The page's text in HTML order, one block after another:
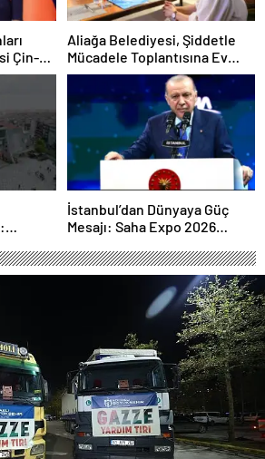
Çin-
Aliağa Belediyesi, Şiddetle
Mücadele Toplantısına Ev
Sahipliği Yaptı
İstanbul’dan Dünyaya Güç
Mesajı: Saha Expo 2026